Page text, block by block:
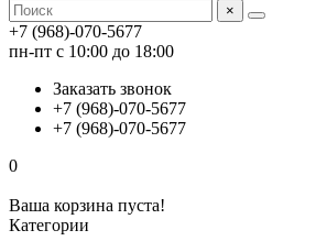
×
+7 (968)-070-5677
пн-пт с 10:00 до 18:00
Заказать звонок
+7 (968)-070-5677
+7 (968)-070-5677
0
Ваша корзина пуста!
Категории